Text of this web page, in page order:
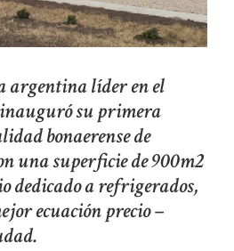
argentina líder en el
su primera
bonaerense de
una superficie de 900m2
dedicado a refrigerados,
ecuación precio –